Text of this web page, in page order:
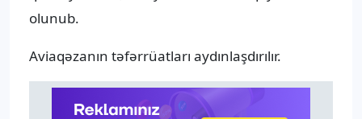
olunub.
Aviaqəzanın təfərrüatları aydınlaşdırılır.